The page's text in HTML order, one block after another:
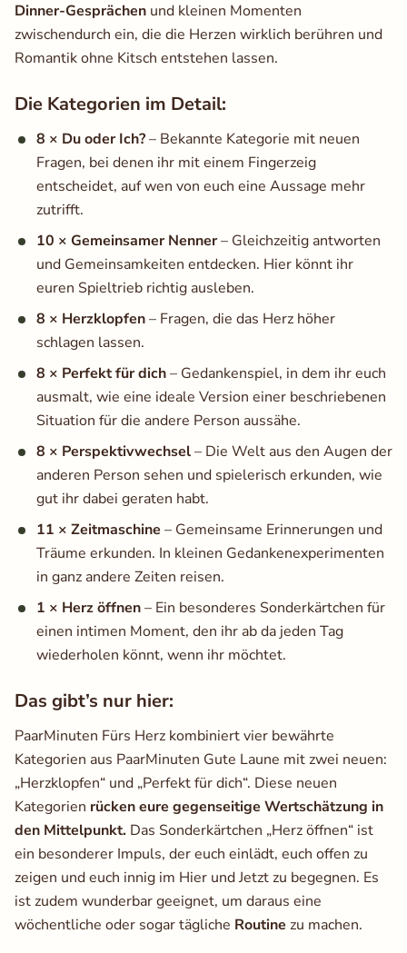
Dinner-Gesprächen und kleinen Momenten
zwischendurch ein, die die Herzen wirklich berühren und
Romantik ohne Kitsch entstehen lassen.
Die Kategorien im Detail:
8 × Du oder Ich?– Bekannte Kategorie mit neuen
Fragen, bei denen ihr mit einem Fingerzeig
entscheidet, auf wen von euch eine Aussage mehr
zutrifft.
10 × Gemeinsamer Nenner– Gleichzeitig antworten
und Gemeinsamkeiten entdecken. Hier könnt ihr
euren Spieltrieb richtig ausleben.
8 × Herzklopfen– Fragen, die das Herz höher
schlagen lassen.
8 × Perfekt für dich– Gedankenspiel, in dem ihr euch
ausmalt, wie eine ideale Version einer beschriebenen
Situation für die andere Person aussähe.
8 × Perspektivwechsel– Die Welt aus den Augen der
anderen Person sehen und spielerisch erkunden, wie
gut ihr dabei geraten habt.
11 × Zeitmaschine – Gemeinsame Erinnerungen und
Träume erkunden. In kleinen Gedankenexperimenten
in ganz andere Zeiten reisen.
1 × Herz öffnen– Ein besonderes Sonderkärtchen für
einen intimen Moment, den ihr ab da jeden Tag
wiederholen könnt, wenn ihr möchtet.
Das gibt’s nur hier:
PaarMinuten Fürs Herz kombiniert vier bewährte
Kategorien aus ​PaarMinuten Gute Laune​ mit zwei neuen: ​
„Herzklopfen​“ und ​„Perfekt für dich​“. Diese neuen
Kategorien rücken eure gegenseitige Wertschätzung in
den Mittelpunkt. Das Sonderkärtchen ​„Herz öffnen​“ ist
ein besonderer Impuls, der euch einlädt, euch offen zu
zeigen und euch innig im Hier und Jetzt zu begegnen. Es
ist zudem wunderbar geeignet, um daraus eine
wöchentliche oder sogar tägliche Routine zu machen.